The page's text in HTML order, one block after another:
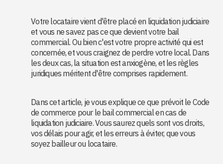
Votre locataire vient d'être placé en liquidation judiciaire
et vous ne savez pas ce que devient votre bail
commercial. Ou bien c'est votre propre activité qui est
concernée, et vous craignez de perdre votre local. Dans
les deux cas, la situation est anxiogène, et les règles
juridiques méritent d'être comprises rapidement.
Dans cet article, je vous explique ce que prévoit le Code
de commerce pour le bail commercial en cas de
liquidation judiciaire. Vous saurez quels sont vos droits,
vos délais pour agir, et les erreurs à éviter, que vous
soyez bailleur ou locataire.